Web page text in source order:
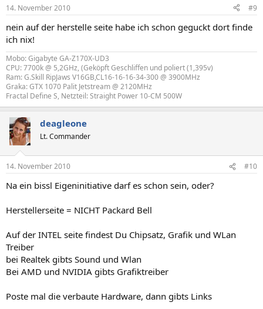
14. November 2010 #9
nein auf der herstelle seite habe ich schon geguckt dort finde
ich nix!
Mobo: Gigabyte GA-Z170X-UD3
CPU: 7700k @ 5,2GHz, (Geköpft Geschliffen und poliert (1,395v)
Ram: G.Skill RipJaws V16GB,CL16-16-16-34-300 @ 3900MHz
Graka: GTX 1070 Palit Jetstream @ 2120MHz
Fractal Define S, Netzteil: Straight Power 10-CM 500W
deagleone
Lt. Commander
14. November 2010 #10
Na ein bissl Eigeninitiative darf es schon sein, oder?
Herstellerseite = NICHT Packard Bell
Auf der INTEL seite findest Du Chipsatz, Grafik und WLan
Treiber
bei Realtek gibts Sound und Wlan
Bei AMD und NVIDIA gibts Grafiktreiber
Poste mal die verbaute Hardware, dann gibts Links